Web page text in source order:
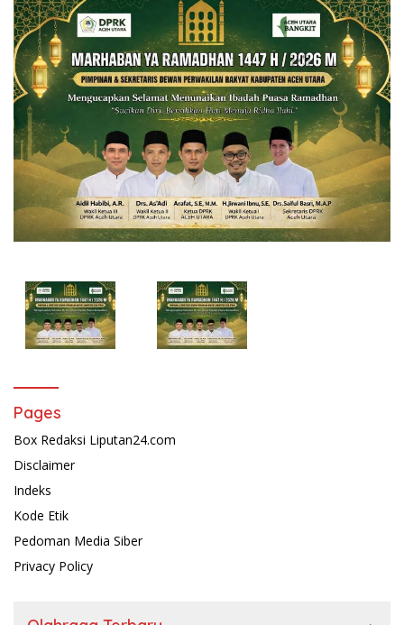
Pages
Box Redaksi Liputan24.com
Disclaimer
Indeks
Kode Etik
Pedoman Media Siber
Privacy Policy